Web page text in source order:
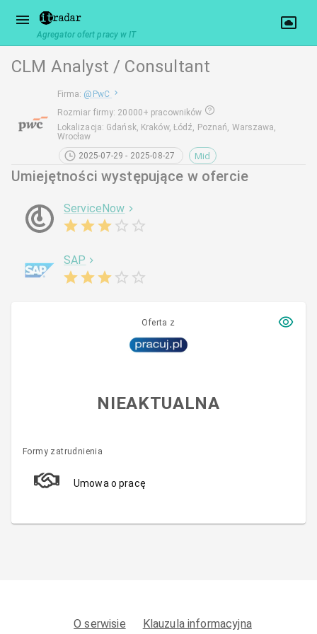
Agregator ofert pracy w IT
CLM Analyst / Consultant
Firma: @ PwC
Rozmiar firmy: 20000+ pracowników
Lokalizacja: Gdańsk, Kraków, Łódź, Poznań, Warszawa,
Wrocław
2025-07-29 - 2025-08-27
Mid
Umiejętności występujące w ofercie
ServiceNow
SAP
Oferta z
NIEAKTUALNA
Formy zatrudnienia
Umowa o pracę
O serwisie Klauzula informacyjna